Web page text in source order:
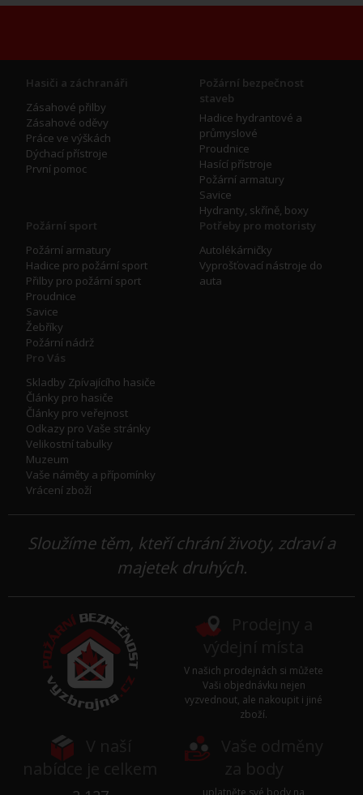
Hasiči a záchranáři
Zásahové přilby
Zásahové oděvy
Práce ve výškách
Dýchací přístroje
První pomoc
Požární bezpečnost
staveb
Hadice hydrantové a
průmyslové
Proudnice
Hasící přístroje
Požární armatury
Savice
Hydranty, skříně, boxy
Požární sport
Požární armatury
Hadice pro požární sport
Přilby pro požární sport
Proudnice
Savice
Žebříky
Požární nádrž
Potřeby pro motoristy
Autolékárničky
Vyprošťovací nástroje do
auta
Pro Vás
Skladby Zpívajícího hasiče
Články pro hasiče
Články pro veřejnost
Odkazy pro Vaše stránky
Velikostní tabulky
Muzeum
Vaše náměty a přípomínky
Vrácení zboží
Sloužíme těm, kteří chrání životy, zdraví a
majetek druhých.
V našich prodejnách si můžete
Vaši objednávku nejen
vyzvednout, ale nakoupit i jiné
zboží.